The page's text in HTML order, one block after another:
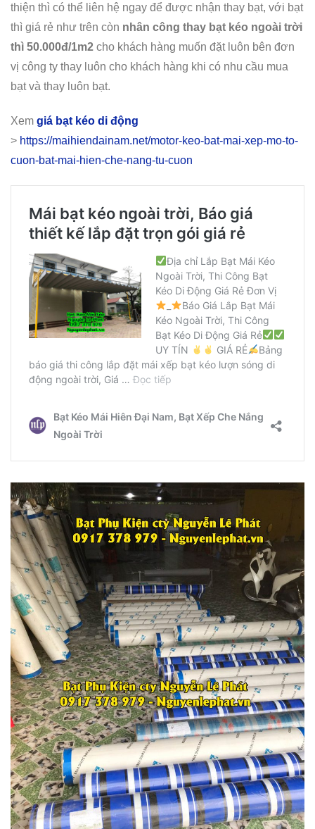
thiện thì có thể liên hệ ngay để được nhận thay bạt, với bạt
thì giá rẻ như trên còn nhân công thay bạt kéo ngoài trời
thì 50.000đ/1m2 cho khách hàng muốn đặt luôn bên đơn
vị công ty thay luôn cho khách hàng khi có nhu cầu mua
bạt và thay luôn bạt.
Xem giá bạt kéo di động
> https://maihiendainam.net/motor-keo-bat-mai-xep-mo-to-
cuon-bat-mai-hien-che-nang-tu-cuon